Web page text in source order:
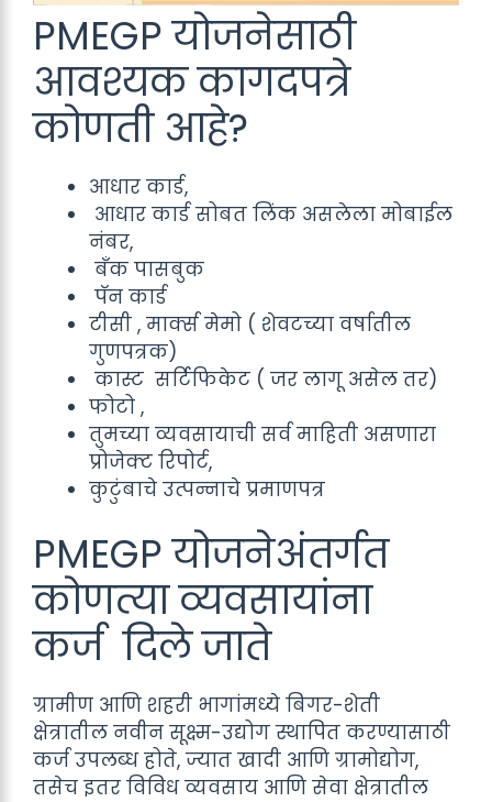
PMEGP योजनेसाठी
आवश्यक कागदपत्रे
कोणती आहे?
आधार कार्ड,
आधार कार्ड सोबत लिंक असलेला मोबाईल
नंबर,
बँक पासबुक
पॅन कार्ड
टीसी , मार्क्स मेमो ( शेवटच्या वर्षातील
गुणपत्रक)
कास्ट सर्टिफिकेट ( जर लागू असेल तर)
फोटो ,
तुमच्या व्यवसायाची सर्व माहिती असणारा
प्रोजेक्ट रिपोर्ट,
कुटुंबाचे उत्पन्नाचे प्रमाणपत्र
PMEGP योजनेअंतर्गत
कोणत्या व्यवसायांना
कर्ज दिले जाते
ग्रामीण आणि शहरी भागांमध्ये बिगर-शेती
क्षेत्रातील नवीन सूक्ष्म-उद्योग स्थापित करण्यासाठी
कर्ज उपलब्ध होते, ज्यात खादी आणि ग्रामोद्योग,
तसेच इतर विविध व्यवसाय आणि सेवा क्षेत्रातील